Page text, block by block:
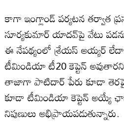
కాగా ఇంగ్లాండ్ ప‌ర్యట‌న త‌ర్వాత
సూర్యకుమార్ యాద‌వ్‌పై వేటు
ఈ నేప‌థ్యంలో శ్రేయ‌స్ అయ్యర్‌
టీమిండియా టీ20 కెప్టెన్
తాజాగా పాటిదార్ పేరు కూడా
కూడా టీమిండియా కెప్టెన్ అయ్యే
నిపుణులు అభిప్రాయపడుతున్నారు.